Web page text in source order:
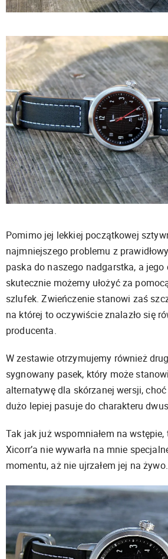
Pomimo jej lekkiej początkowej
najmniejszego problemu z
paska do naszego nadgarstka, a
skutecznie możemy ułożyć za
szlufek. Zwieńczenie stanowi zaś
na której to oczywiście znalazło się
producenta.
W zestawie otrzymujemy również
sygnowany pasek, który może
alternatywę dla skórzanej wersji,
dużo lepiej pasuje do charakteru
Tak jak już wspomniałem na
Xicorr’a nie wywarła na mnie
momentu, aż nie ujrzałem jej na żywo.